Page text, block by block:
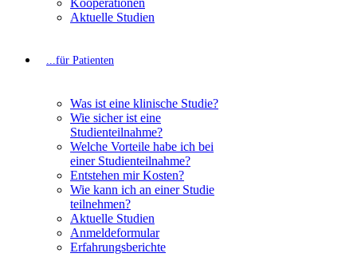
Kooperationen
Aktuelle Studien
...für Patienten
Was ist eine klinische Studie?
Wie sicher ist eine
Studienteilnahme?
Welche Vorteile habe ich bei
einer Studienteilnahme?
Entstehen mir Kosten?
Wie kann ich an einer Studie
teilnehmen?
Aktuelle Studien
Anmeldeformular
Erfahrungsberichte